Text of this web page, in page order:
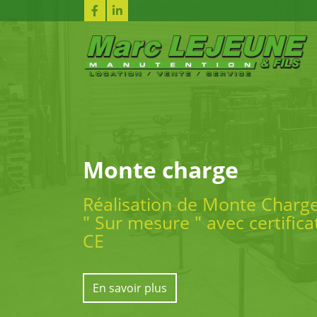
Monte charge
Réalisation de Monte
" Sur mesure " avec
CE
En savoir plus